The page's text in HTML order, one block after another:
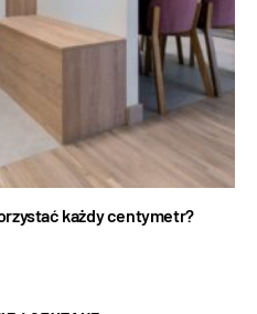
każdy centymetr?